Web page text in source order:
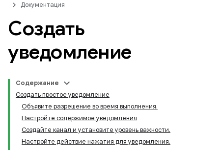
Документация
Создать
уведомление
Содержание
Создать простое уведомление
Объявите разрешение во время выполнения.
Настройте содержимое уведомления
Создайте канал и установите уровень важности.
Настройте действие нажатия для уведомления.